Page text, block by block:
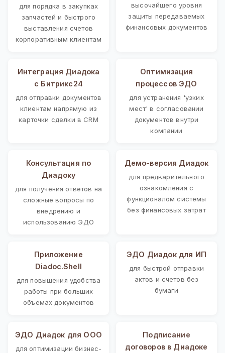
для порядка в закупках
запчастей и быстрого
выставления счетов
корпоративным клиентам
высочайшего уровня
защиты передаваемых
финансовых документов
Интеграция Диадока
с Битрикс24
для отправки документов
клиентам напрямую из
карточки сделки в CRM
Оптимизация
процессов ЭДО
для устранения 'узких
мест' в согласовании
документов внутри
компании
Консультация по
Диадоку
для получения ответов на
сложные вопросы по
внедрению и
использованию ЭДО
Демо-версия Диадок
для предварительного
ознакомления с
функционалом системы
без финансовых затрат
Приложение
Diadoc.Shell
для повышения удобства
работы при больших
объемах документов
ЭДО Диадок для ИП
для быстрой отправки
актов и счетов без
бумаги
ЭДО Диадок для ООО
для оптимизации бизнес-
Подписание
договоров в Диадоке